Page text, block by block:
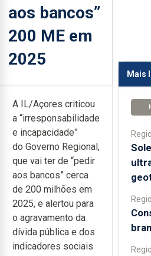
aos bancos”
200 ME em
2025
A IL/Açores criticou
a “irresponsabilidade
e incapacidade”
do Governo Regional,
que vai ter de “pedir
aos bancos” cerca
de 200 milhões em
2025, e alertou para
o agravamento da
dívida pública e dos
indicadores sociais
Mais